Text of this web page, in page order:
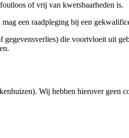
of vrij van kwetsbaarheden is.
een raadpleging bij een
die voortvloeit uit
Wij hebben hierover geen